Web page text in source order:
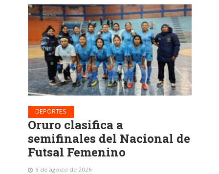
DEPORTES
Oruro clasifica a
semifinales del Nacional de
Futsal Femenino
6 de agosto de 2026